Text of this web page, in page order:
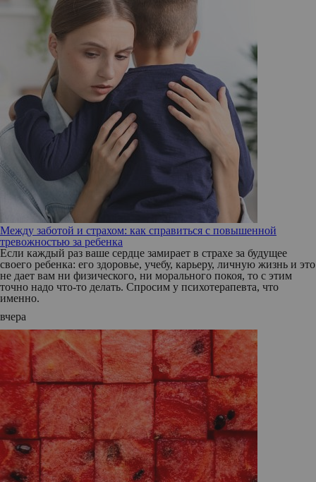
Между заботой и страхом: как справиться с повышенной
тревожностью за ребенка
Если каждый раз ваше сердце замирает в страхе за будущее
своего ребенка: его здоровье, учебу, карьеру, личную жизнь и это
не дает вам ни физического, ни морального покоя, то с этим
точно надо что-то делать. Спросим у психотерапевта, что
именно.
вчера